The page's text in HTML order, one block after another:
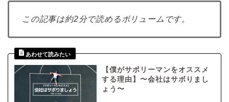
この記事は約2分で読めるボリュームです。
【僕がサボリーマンをオススメ
する理由】〜会社はサボりまし
ょう〜